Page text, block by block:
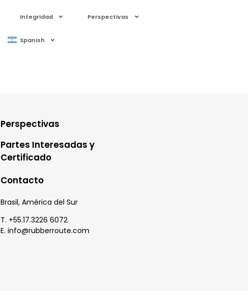
Integridad Perspectivas
Spanish
Perspectivas
Partes Interesadas y
Certificado
Contacto
Brasil, América del Sur
T. +55.17.3226 6072
E. info@rubberroute.com